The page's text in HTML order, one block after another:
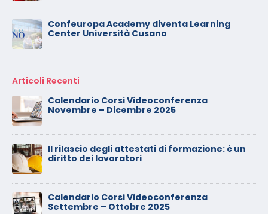
Confeuropa Academy diventa Learning
Center Università Cusano
Articoli Recenti
Calendario Corsi Videoconferenza
Novembre – Dicembre 2025
Il rilascio degli attestati di formazione: è un
diritto dei lavoratori
Calendario Corsi Videoconferenza
Settembre – Ottobre 2025